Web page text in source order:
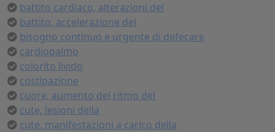
battito cardiaco, alterazioni del
battito, accelerazione del
bisogno continuo e urgente di defecare
cardiopalmo
colorito livido
costipazione
cuore, aumento del ritmo del
cute, lesioni della
cute, manifestazioni a carico della